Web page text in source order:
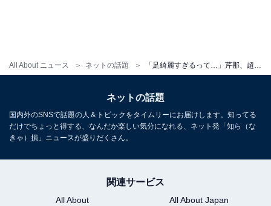
All About ニュース ネットの話題
ネットの話題
国内外のSNSで話題の人＆トピックをタイムリーにお届けします。知ってる
だけでちょっと得する、なんだか楽しい気分になれる、ネット発「知ら（な
きゃ）損」ニュースが盛りだくさん。
関連サービス
All About
All About Japan